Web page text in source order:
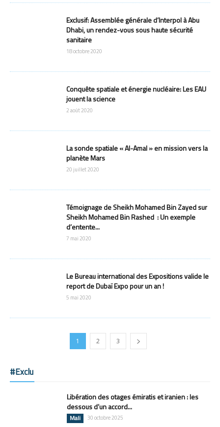
Exclusif: Assemblée générale d’Interpol à Abu
Dhabi, un rendez-vous sous haute sécurité
sanitaire
18 octobre 2020
Conquête spatiale et énergie nucléaire: Les EAU
jouent la science
2 août 2020
La sonde spatiale « Al-Amal » en mission vers la
planète Mars
20 juillet 2020
Témoignage de Sheikh Mohamed Bin Zayed sur
Sheikh Mohamed Bin Rashed : Un exemple
d’entente...
7 mai 2020
Le Bureau international des Expositions valide le
report de Dubaï Expo pour un an !
5 mai 2020
1 2 3
#Exclu
Libération des otages émiratis et iranien : les
dessous d’un accord...
Mali 30 octobre 2025